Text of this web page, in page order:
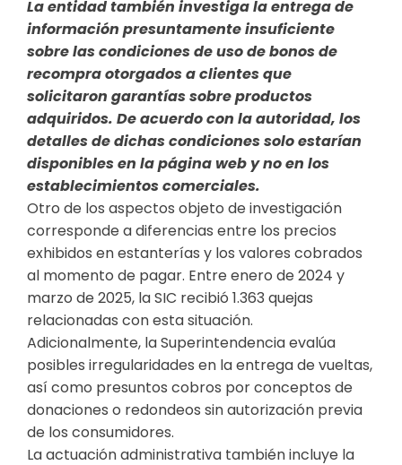
La entidad también investiga la entrega de
información presuntamente insuficiente
sobre las condiciones de uso de bonos de
recompra otorgados a clientes que
solicitaron garantías sobre productos
adquiridos. De acuerdo con la autoridad, los
detalles de dichas condiciones solo estarían
disponibles en la página web y no en los
establecimientos comerciales.
Otro de los aspectos objeto de investigación
corresponde a diferencias entre los precios
exhibidos en estanterías y los valores cobrados
al momento de pagar. Entre enero de 2024 y
marzo de 2025, la SIC recibió 1.363 quejas
relacionadas con esta situación.
Adicionalmente, la Superintendencia evalúa
posibles irregularidades en la entrega de vueltas,
así como presuntos cobros por conceptos de
donaciones o redondeos sin autorización previa
de los consumidores.
La actuación administrativa también incluye la